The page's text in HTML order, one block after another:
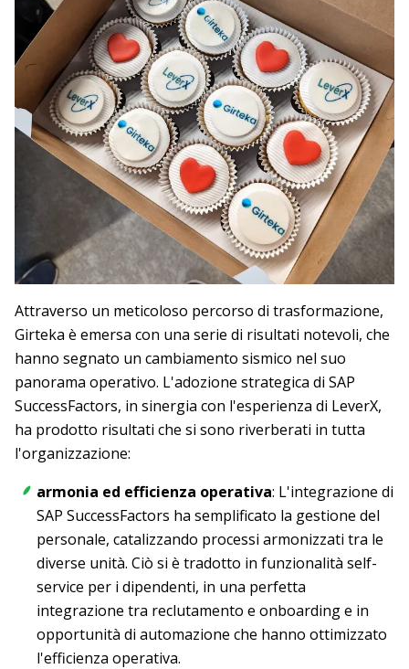
Attraverso un meticoloso percorso di trasformazione,
Girteka è emersa con una serie di risultati notevoli, che
hanno segnato un cambiamento sismico nel suo
panorama operativo. L'adozione strategica di SAP
SuccessFactors, in sinergia con l'esperienza di LeverX,
ha prodotto risultati che si sono riverberati in tutta
l'organizzazione:
armonia ed efficienza operativa: L'integrazione di
SAP SuccessFactors ha semplificato la gestione del
personale, catalizzando processi armonizzati tra le
diverse unità. Ciò si è tradotto in funzionalità self-
service per i dipendenti, in una perfetta
integrazione tra reclutamento e onboarding e in
opportunità di automazione che hanno ottimizzato
l'efficienza operativa.